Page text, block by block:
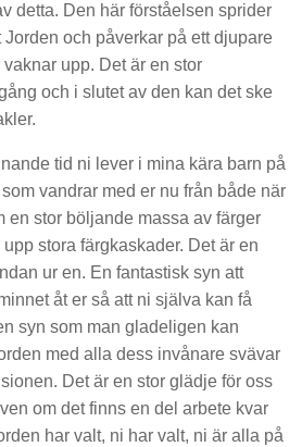
detta. Den här förståelsen sprider
och påverkar på ett djupare
upp. Det är en stor
och i slutet av den kan det ske
tid ni lever i mina kära barn på
vandrar med er nu från både när
en stor böljande massa av färger
stora färgkaskader. Det är en
ur en. En fantastisk syn att
åt er så att ni själva kan få
syn som man gladeligen kan
med alla dess invånare svävar
Det är en stor glädje för oss
om det finns en del arbete kvar
har valt, ni har valt, ni är alla på